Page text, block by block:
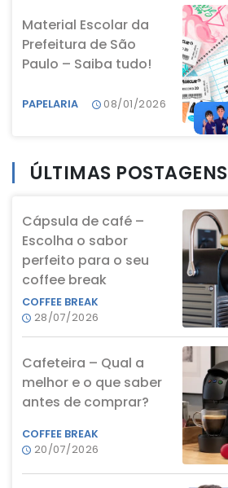
Material Escolar da
Prefeitura de São
Paulo – Saiba tudo!
PAPELARIA 08/01/2026
ÚLTIMAS POSTAGENS
Cápsula de café –
Escolha o sabor
perfeito para o seu
coffee break
COFFEE BREAK
28/07/2026
Cafeteira – Qual a
melhor e o que saber
antes de comprar?
COFFEE BREAK
20/07/2026